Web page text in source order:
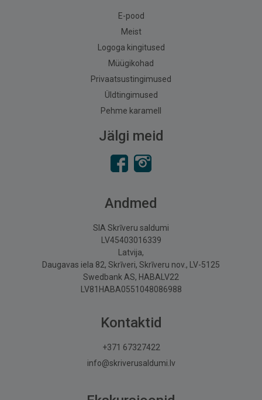
E-pood
Meist
Logoga kingitused
Müügikohad
Privaatsustingimused
Üldtingimused
Pehme karamell
Jälgi meid
Andmed
SIA Skrīveru saldumi
LV45403016339
Latvija,
Daugavas iela 82, Skrīveri, Skrīveru nov., LV-5125
Swedbank AS, HABALV22
LV81HABA0551048086988
Kontaktid
+371 67327422
info@skriverusaldumi.lv